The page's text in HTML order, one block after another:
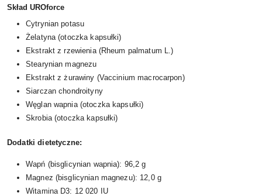
Skład UROforce
Cytrynian potasu
Żelatyna (otoczka kapsułki)
Ekstrakt z rzewienia (Rheum palmatum L.)
Stearynian magnezu
Ekstrakt z żurawiny (Vaccinium macrocarpon)
Siarczan chondroityny
Węglan wapnia (otoczka kapsułki)
Skrobia (otoczka kapsułki)
Dodatki dietetyczne:
Wapń (bisglicynian wapnia): 96,2 g
Magnez (bisglicynian magnezu): 12,0 g
Witamina D3: 12 020 IU